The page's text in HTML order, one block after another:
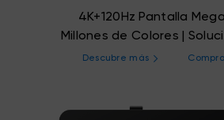
4K+120Hz Pantalla Mega
Millones de Colores |
Descubre más